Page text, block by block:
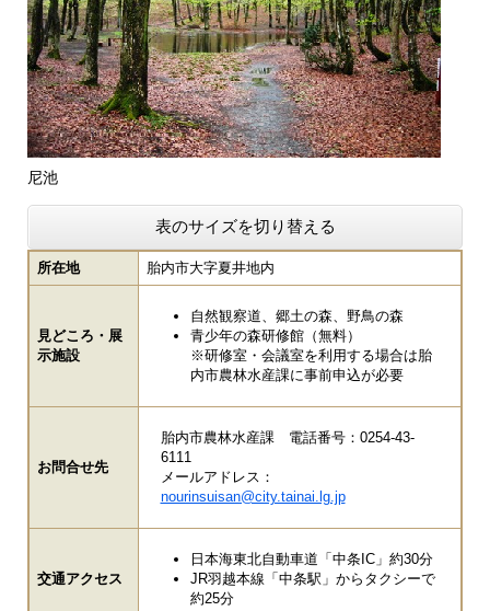
尼池
表のサイズを切り替える
所在地 胎内市大字夏井地内
見どころ・展
示施設
自然観察道、郷土の森、野鳥の森
青少年の森研修館（無料）
※研修室・会議室を利用する場合は胎
内市農林水産課に事前申込が必要
お問合せ先
胎内市農林水産課 電話番号：0254-43-
6111
メールアドレス：
nourinsuisan@city.tainai.lg.jp
交通アクセス
日本海東北自動車道「中条IC」約30分
JR羽越本線「中条駅」からタクシーで
約25分